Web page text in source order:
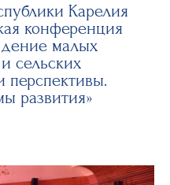
Карелия
конференция
малых
сельских
перспективы.
развития»